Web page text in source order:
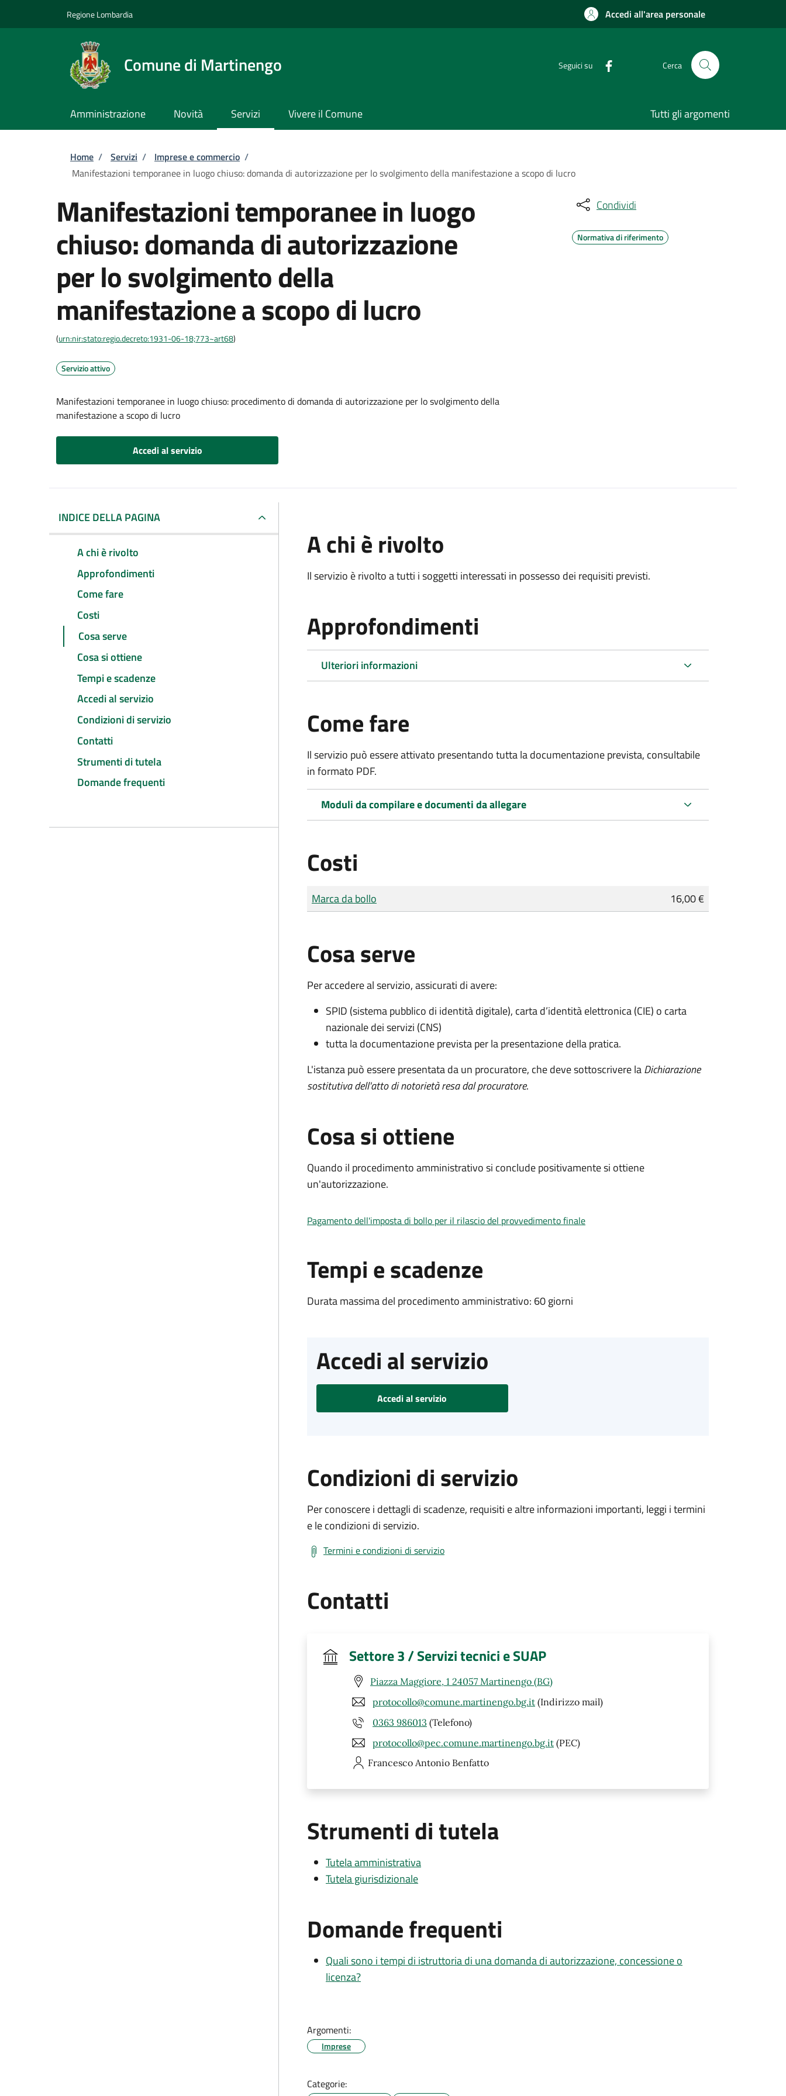
Regione Lombardia Accedi all'area personale
Comune di Martinengo Seguici su Cerca
Amministrazione Novità Servizi Vivere il Comune Tutti gli argomenti
Briciole di pane
Home / Servizi / Imprese e commercio /
Manifestazioni temporanee in luogo chiuso: domanda di autorizzazione per lo svolgimento della manifestazione a scopo di lucro
Manifestazioni temporanee in luogo
chiuso: domanda di autorizzazione
per lo svolgimento della
manifestazione a scopo di lucro
(urn:nir:stato:regio.decreto:1931-06-18;773~art68)
Servizio attivo
Manifestazioni temporanee in luogo chiuso: procedimento di domanda di autorizzazione per lo svolgimento della
manifestazione a scopo di lucro
Accedi al servizio
Condividi
Normativa di riferimento
INDICE DELLA PAGINA
A chi è rivolto
Approfondimenti
Come fare
Costi
Cosa serve
Cosa si ottiene
Tempi e scadenze
Accedi al servizio
Condizioni di servizio
Contatti
Strumenti di tutela
Domande frequenti
A chi è rivolto
Il servizio è rivolto a tutti i soggetti interessati in possesso dei requisiti previsti.
Approfondimenti
Ulteriori informazioni
Come fare
Il servizio può essere attivato presentando tutta la documentazione prevista, consultabile
in formato PDF.
Moduli da compilare e documenti da allegare
Costi
Tipo di pagamento
Importo
Marca da bollo 16,00 €
Cosa serve
Per accedere al servizio, assicurati di avere:
SPID (sistema pubblico di identità digitale), carta d’identità elettronica (CIE) o carta
nazionale dei servizi (CNS)
tutta la documentazione prevista per la presentazione della pratica.
L'istanza può essere presentata da un procuratore, che deve sottoscrivere laDichiarazione
sostitutiva dell'atto di notorietà resa dal procuratore.
Cosa si ottiene
Quando il procedimento amministrativo si conclude positivamente si ottiene
un'autorizzazione.
Pagamento dell'imposta di bollo per il rilascio del provvedimento finale
Tempi e scadenze
Durata massima del procedimento amministrativo: 60 giorni
Accedi al servizio
Accedi al servizio
Condizioni di servizio
Per conoscere i dettagli di scadenze, requisiti e altre informazioni importanti, leggi i termini
e le condizioni di servizio.
Termini e condizioni di servizio
Contatti
Settore 3 / Servizi tecnici e SUAP
Piazza Maggiore, 1 24057 Martinengo (BG)
protocollo@comune.martinengo.bg.it (Indirizzo mail)
0363 986013 (Telefono)
protocollo@pec.comune.martinengo.bg.it (PEC)
Francesco Antonio Benfatto
Strumenti di tutela
Tutela amministrativa
Tutela giurisdizionale
Domande frequenti
Quali sono i tempi di istruttoria di una domanda di autorizzazione, concessione o
licenza?
Argomenti:
Imprese
Categorie: